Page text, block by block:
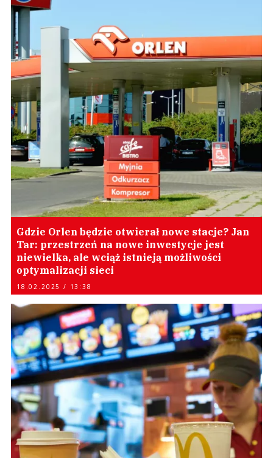
Gdzie Orlen będzie otwierał nowe stacje? Jan
Tar: przestrzeń na nowe inwestycje jest
niewielka, ale wciąż istnieją możliwości
optymalizacji sieci
18.02.2025 / 13:38